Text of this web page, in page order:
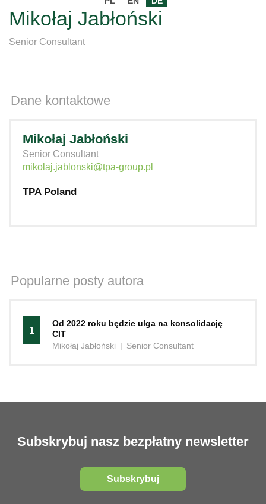
Mikołaj Jabłoński
Senior Consultant
Dane kontaktowe
Mikołaj Jabłoński
Senior Consultant
mikolaj.jablonski@tpa-group.pl
TPA Poland
Popularne posty autora
1
Od 2022 roku będzie ulga na konsolidację
CIT
Mikołaj Jabłoński | Senior Consultant
Subskrybuj nasz bezpłatny newsletter
Subskrybuj